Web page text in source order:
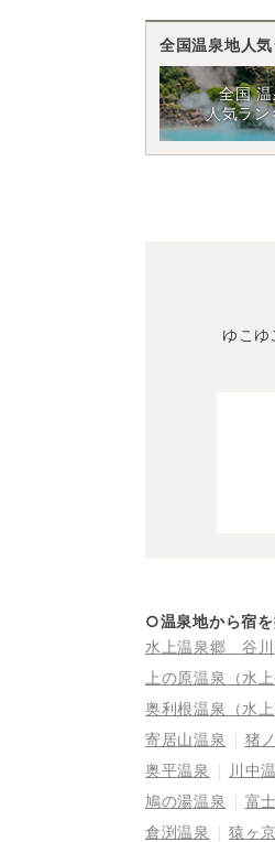
全国温泉地人
全国
人気ラン
ゆこゆ
○温泉地から宿
水上温泉郷 谷川
上の原温泉（水上
奥利根温泉（水上
寄居山温泉
猪
奥平温泉
川中
鳩の湯温泉
富
倉渕温泉
猿ヶ